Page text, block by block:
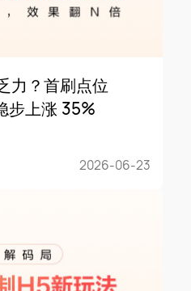
力？首刷点位
步上涨 35%
2026-06-23